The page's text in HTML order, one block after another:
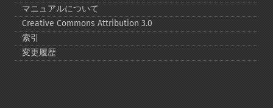
マニュアルについて
Creative Commons Attribution 3.0
索引
変更履歴